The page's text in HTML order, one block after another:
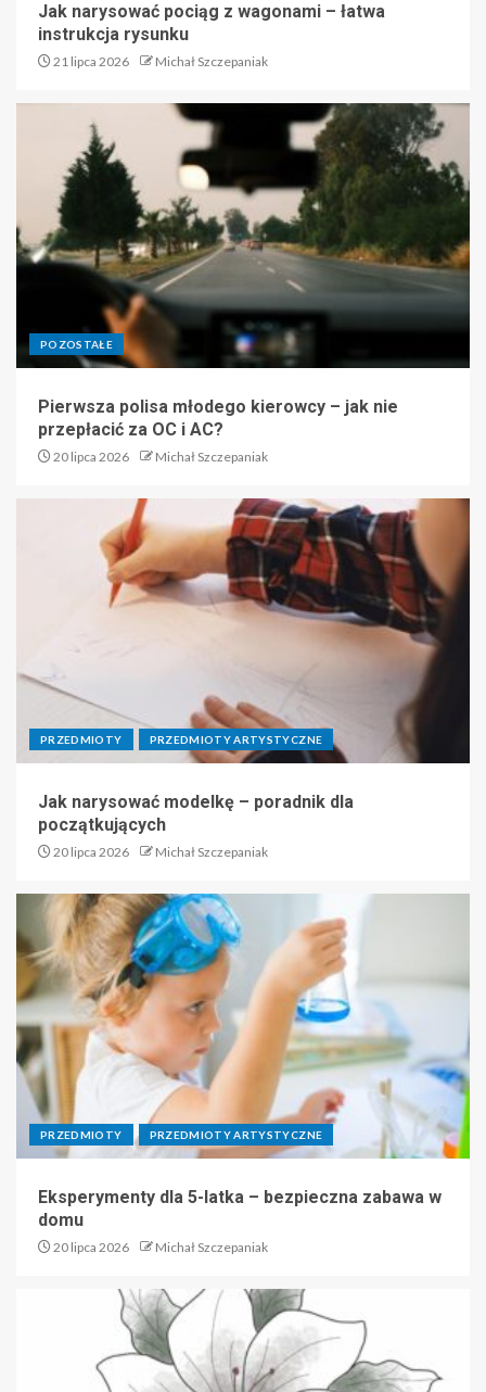
Jak narysować pociąg z wagonami – łatwa
instrukcja rysunku
21 lipca 2026 Michał Szczepaniak
POZOSTAŁE
Pierwsza polisa młodego kierowcy – jak nie
przepłacić za OC i AC?
20 lipca 2026 Michał Szczepaniak
PRZEDMIOTY PRZEDMIOTY ARTYSTYCZNE
Jak narysować modelkę – poradnik dla
początkujących
20 lipca 2026 Michał Szczepaniak
PRZEDMIOTY PRZEDMIOTY ARTYSTYCZNE
Eksperymenty dla 5-latka – bezpieczna zabawa w
domu
20 lipca 2026 Michał Szczepaniak